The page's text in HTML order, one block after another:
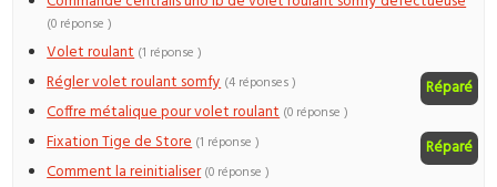
(0 réponse )
Volet roulant (1 réponse )
Régler volet roulant somfy Réparé
(4 réponses )
Coffre métalique pour volet roulant (0 réponse )
Fixation Tige de Store Réparé
(1 réponse )
Comment la reinitialiser (0 réponse )